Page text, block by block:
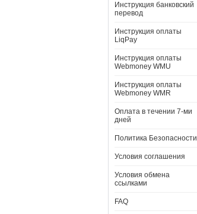
Инструкция банковский
перевод
Инструкция оплаты
LiqPay
Инструкция оплаты
Webmoney WMU
Инструкция оплаты
Webmoney WMR
Оплата в течении 7-ми
дней
Политика Безопасности
Условия соглашения
Условия обмена
ссылками
FAQ